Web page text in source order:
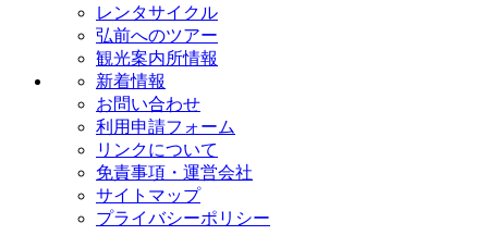
レンタサイクル
弘前へのツアー
観光案内所情報
新着情報
お問い合わせ
利用申請フォーム
リンクについて
免責事項・運営会社
サイトマップ
プライバシーポリシー